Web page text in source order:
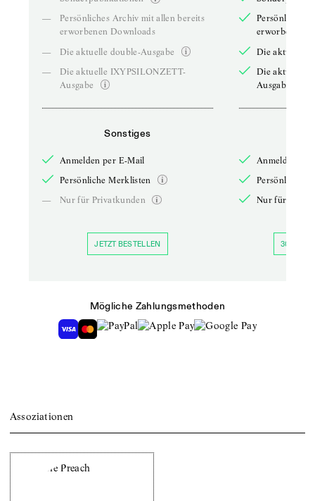
—
Persönliches Archiv mit allen bereits
erworbenen Downloads
—
Die aktuelle double-Ausgabe
—
Die aktuelle IXYPSILONZETT-
Ausgabe
Sonstiges
Anmelden per E-Mail
Persönliche Merklisten
—
Nur für Privatkunden
JETZT BESTELLEN
Persönliches
erworbenen
Die aktuelle
Die aktuelle
Ausgabe
Anmelden
Persönliche
Nur für
30 TAGE
Mögliche Zahlungsmethoden
Assoziationen